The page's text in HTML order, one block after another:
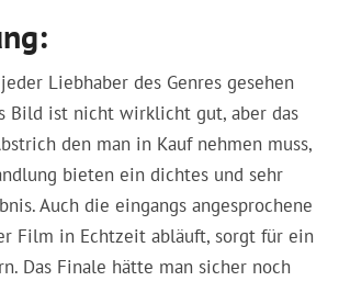
Liebhaber des Genres gesehen
Bild ist nicht wirklicht gut, aber das
den man in Kauf nehmen muss,
bieten ein dichtes und sehr
Auch die eingangs angesprochene
Film in Echtzeit abläuft, sorgt für ein
Das Finale hätte man sicher noch